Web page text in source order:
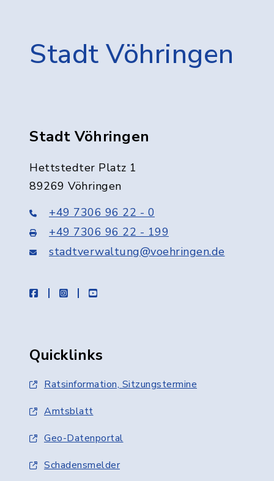
Stadt Vöhringen
Stadt Vöhringen
Hettstedter Platz 1
89269 Vöhringen
+49 7306 96 22 - 0
+49 7306 96 22 - 199
stadtverwaltung@voehringen.de
facebookinstagramyoutube
Quicklinks
Ratsinformation, Sitzungstermine
Amtsblatt
Geo-Datenportal
Schadensmelder